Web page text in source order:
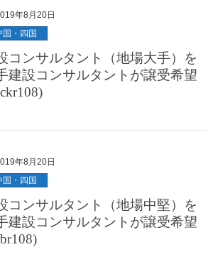
年8月20日
国・四国
コンサルタント（地場大手）を
建設コンサルタントが譲受希望
年8月20日
国・四国
コンサルタント（地場中堅）を
建設コンサルタントが譲受希望